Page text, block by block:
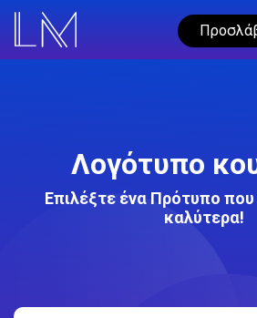
Λογότυπο
Επιλέξτε ένα Πρότυπο που
καλύτερα!